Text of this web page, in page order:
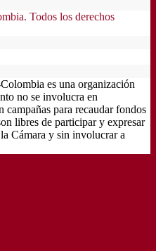
Todos los derechos
es una organización
no se involucra en
para recaudar fondos
libres de participar y expresar
Cámara y sin involucrar a